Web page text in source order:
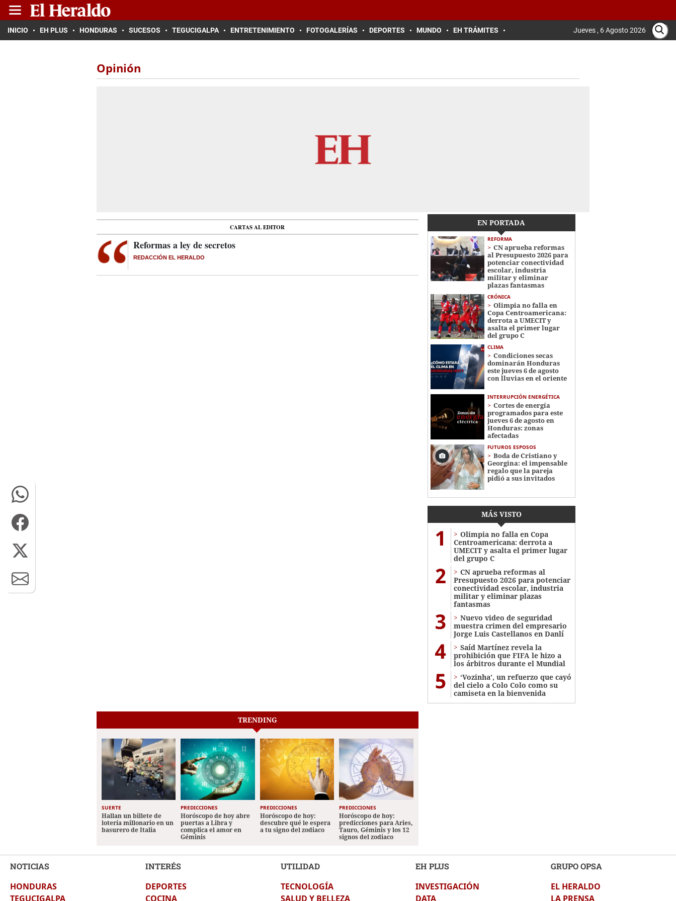
INICIO EH PLUS HONDURAS SUCESOS TEGUCIGALPA ENTRETENIMIENTO FOTOGALERÍAS DEPORTES MUNDO EH TRÁMITES Jueves , 6 Agosto 2026
Opinión
CARTAS AL EDITOR
Reformas a ley de secretos
REDACCIÓN EL HERALDO
EN PORTADA
REFORMA
CN aprueba reformas
al Presupuesto 2026 para
potenciar conectividad
escolar, industria
militar y eliminar
plazas fantasmas
CRÓNICA
Olimpia no falla en
Copa Centroamericana:
derrota a UMECIT y
asalta el primer lugar
del grupo C
CLIMA
Condiciones secas
dominarán Honduras
este jueves 6 de agosto
con lluvias en el oriente
INTERRUPCIÓN ENERGÉTICA
Cortes de energía
programados para este
jueves 6 de agosto en
Honduras: zonas
afectadas
FUTUROS ESPOSOS
Boda de Cristiano y
Georgina: el impensable
regalo que la pareja
pidió a sus invitados
MÁS VISTO
1
Olimpia no falla en Copa
Centroamericana: derrota a
UMECIT y asalta el primer lugar
del grupo C
2
CN aprueba reformas al
Presupuesto 2026 para potenciar
conectividad escolar, industria
militar y eliminar plazas
fantasmas
3
Nuevo video de seguridad
muestra crimen del empresario
Jorge Luis Castellanos en Danlí
4
Saíd Martínez revela la
prohibición que FIFA le hizo a
los árbitros durante el Mundial
5
‘Vozinha’, un refuerzo que cayó
del cielo a Colo Colo como su
camiseta en la bienvenida
TRENDING
SUERTE
Hallan un billete de
lotería millonario en un
basurero de Italia
PREDICCIONES
Horóscopo de hoy abre
puertas a Libra y
complica el amor en
Géminis
PREDICCIONES
Horóscopo de hoy:
descubre qué le espera
a tu signo del zodiaco
PREDICCIONES
Horóscopo de hoy:
predicciones para Aries,
Tauro, Géminis y los 12
signos del zodiaco
NOTICIAS
HONDURAS
TEGUCIGALPA
INTERÉS
DEPORTES
COCINA
UTILIDAD
TECNOLOGÍA
SALUD Y BELLEZA
EH PLUS
INVESTIGACIÓN
DATA
GRUPO OPSA
EL HERALDO
LA PRENSA